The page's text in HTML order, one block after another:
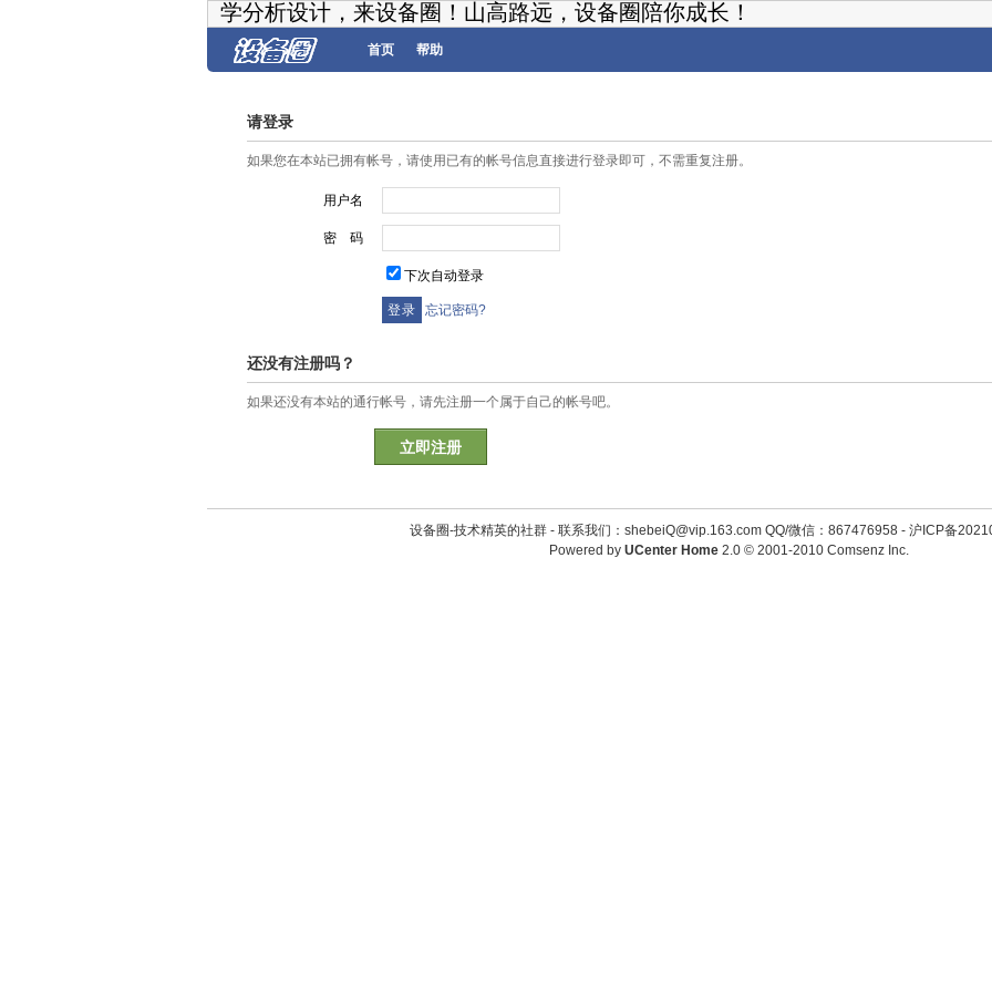
学分析设计，来设备圈！山高路远，设备圈陪你成长！
首页 帮助
请登录
如果您在本站已拥有帐号，请使用已有的帐号信息直接进行登录即可，不需重复注册。
用户名
密 码
下次自动登录
忘记密码?
还没有注册吗？
如果还没有本站的通行帐号，请先注册一个属于自己的帐号吧。
立即注册
设备圈-技术精英的社群 - 联系我们：shebeiQ@vip.163.com QQ/微信：867476958- 沪ICP备
Powered by UCenter Home 2.0© 2001-2010 Comsenz Inc.